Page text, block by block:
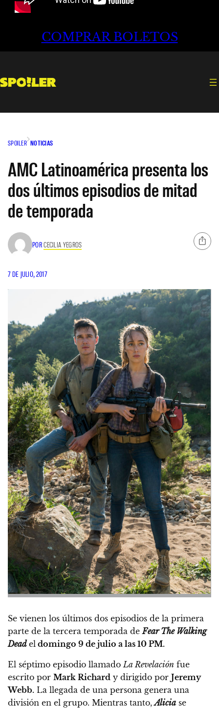
COMPRAR BOLETOS
SPOILER NOTICIAS
AMC Latinoamérica presenta los
dos últimos episodios de mitad
de temporada
PORCECILIA YEGROS
7 DE JULIO, 2017
Se vienen los últimos dos episodios de la primera
parte de la tercera temporada deFear The Walking
Dead el domingo 9 de julio a las 10 PM.
El séptimo episodio llamadoLa Revelación fue
escrito por Mark Richard y dirigido por Jeremy
Webb. La llegada de una persona genera una
división en el grupo. Mientras tanto,Alicia se